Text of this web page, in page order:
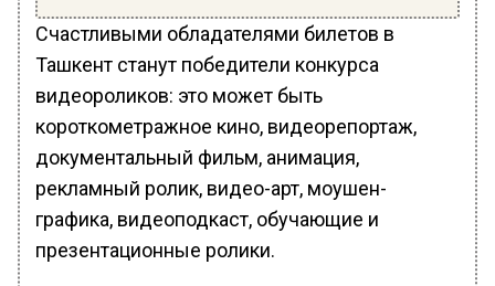
Счастливыми обладателями билетов в
Ташкент станут победители конкурса
видеороликов: это может быть
короткометражное кино, видеорепортаж,
документальный фильм, анимация,
рекламный ролик, видео-арт, моушен-
графика, видеоподкаст, обучающие и
презентационные ролики.